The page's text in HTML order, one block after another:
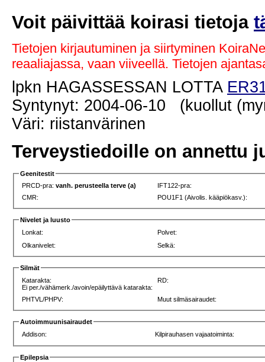
Voit päivittää koirasi tietoja
Tietojen kirjautuminen ja siirtyminen
reaaliajassa, vaan viiveellä. Tietojen
lpkn HAGASSESSAN LOTTA
Syntynyt: 2004-06-10 (kuollut
Väri: riistanvärinen
Terveystiedoille on annettu
Geenitestit
PRCD-pra:vanh. perusteella terve (a)
IFT122-pra:
CMR:
POU1F1 (Aivolis. kääpiökasv.):
Nivelet ja luusto
Lonkat:
Polvet:
Olkanivelet:
Selkä:
Silmät
Katarakta:
Ei per./vähämerk./avoin/epäilyttävä katarakta:
RD:
PHTVL/PHPV: Muut silmäsairaudet:
Autoimmuunisairaudet
Addison:
Kilpirauhasen vajaatoiminta:
Epilepsia